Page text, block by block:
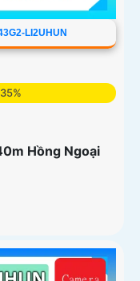
LI2UHUN
Hồng Ngoại